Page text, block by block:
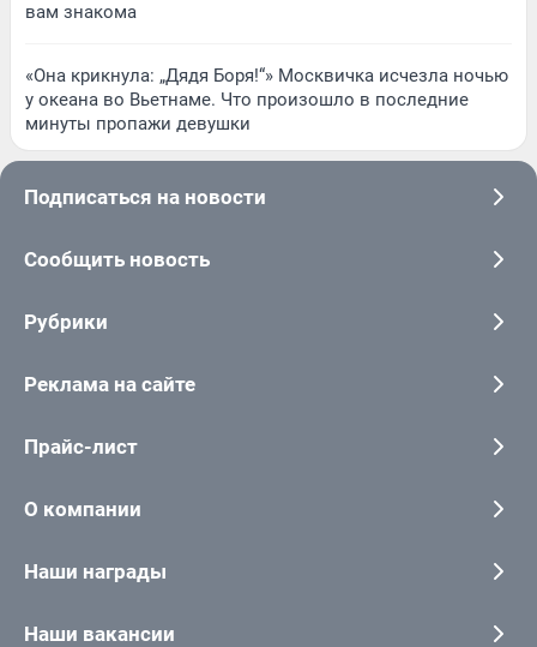
вам знакома
«Она крикнула: „Дядя Боря!“» Москвичка исчезла ночью
у океана во Вьетнаме. Что произошло в последние
минуты пропажи девушки
Подписаться на новости
Сообщить новость
Рубрики
Реклама на сайте
Прайс-лист
О компании
Наши награды
Наши вакансии